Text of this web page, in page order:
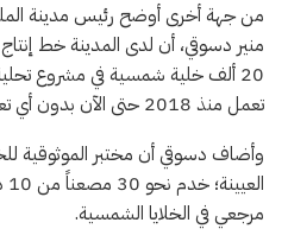
من جهة أخرى أوضح رئيس مدينة
منير دسوقي، أن لدى المدينة خط
20 ألف خلية شمسية في مشروع
تعمل منذ 2018 حتى الآن بدون أي تعطل.
وأضاف دسوقي أن مختبر الموثوقية
مرجعي في الخلايا الشمسية.